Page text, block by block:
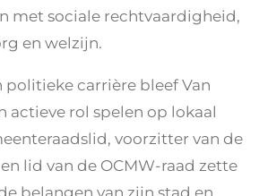
met sociale rechtvaardigheid,
en welzijn.
politieke carrière bleef Van
actieve rol spelen op lokaal
voorzitter van de
lid van de OCMW-raad zette